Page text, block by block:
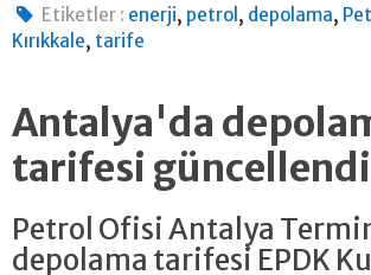
Etiketler : enerji, petrol , depolama,
Kırıkkale, tarife
Antalya'da
tarifesi güncellendi
Petrol Ofisi Antalya
depolama tarifesi EPDK